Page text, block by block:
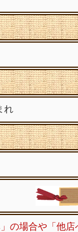
れ
の場合や「他店